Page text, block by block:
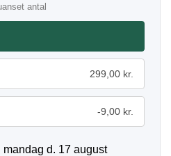
antal
299,00 kr.
-9,00 kr.
mandag d. 17 august